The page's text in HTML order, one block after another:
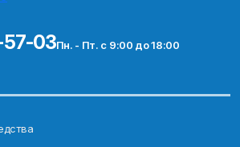
57-03Пн. - Пт. с 9:00 до 18:00